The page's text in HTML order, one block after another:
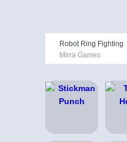
Robot Ring Fighting
Mirra Games